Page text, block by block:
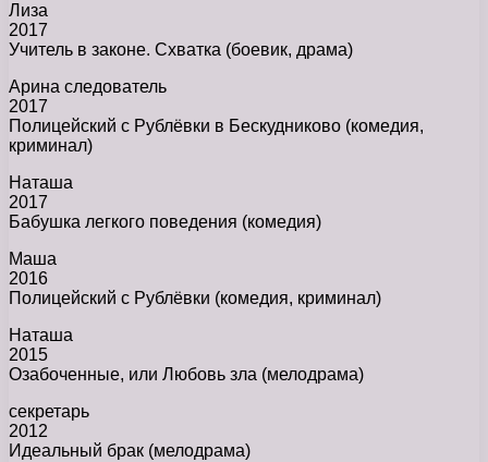
Лиза
2017
Учитель в законе. Схватка (боевик, драма)
Арина следователь
2017
Полицейский с Рублёвки в Бескудниково (комедия,
криминал)
Наташа
2017
Бабушка легкого поведения (комедия)
Маша
2016
Полицейский с Рублёвки (комедия, криминал)
Наташа
2015
Озабоченные, или Любовь зла (мелодрама)
секретарь
2012
Идеальный брак (мелодрама)